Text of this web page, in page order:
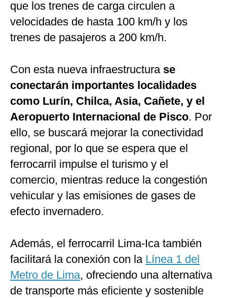
que los trenes de carga circulen a
velocidades de hasta 100 km/h y los
trenes de pasajeros a 200 km/h.
Con esta nueva infraestructura se
conectarán importantes localidades
como Lurín, Chilca, Asia, Cañete, y el
Aeropuerto Internacional de Pisco. Por
ello, se buscará mejorar la conectividad
regional, por lo que se espera que el
ferrocarril impulse el turismo y el
comercio, mientras reduce la congestión
vehicular y las emisiones de gases de
efecto invernadero.
Además, el ferrocarril Lima-Ica también
facilitará la conexión con la Línea 1 del
Metro de Lima, ofreciendo una alternativa
de transporte más eficiente y sostenible